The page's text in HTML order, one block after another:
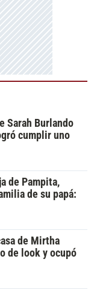
Sarah Burlando
cumplir uno
de Pampita,
de su papá:
de Mirtha
de look y ocupó